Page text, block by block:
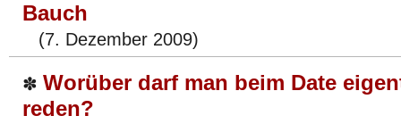
Bauch
(7. Dezember 2009)
✽ Worüber darf man beim Date
reden?